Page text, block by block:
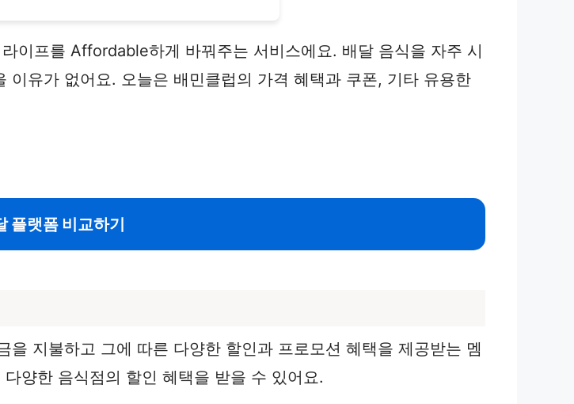
이프를 Affordable하게 바꿔주는 서비스에요. 배달 음식을 자주 시
이유가 없어요. 오늘은 배민클럽의 가격 혜택과 쿠폰, 기타 유용한
플랫폼 비교하기
지불하고 그에 따른 다양한 할인과 프로모션 혜택을 제공받는 멤
양한 음식점의 할인 혜택을 받을 수 있어요.